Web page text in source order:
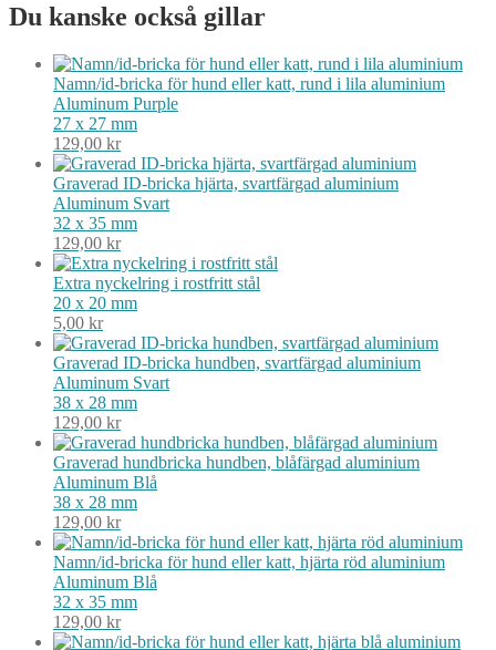
Du kanske också gillar
Namn/id-bricka för hund eller katt, rund i lila aluminium
Aluminum Purple
27 x 27 mm
129,00 kr
Graverad ID-bricka hjärta, svartfärgad aluminium
Aluminum Svart
32 x 35 mm
129,00 kr
Extra nyckelring i rostfritt stål
20 x 20 mm
5,00 kr
Graverad ID-bricka hundben, svartfärgad aluminium
Aluminum Svart
38 x 28 mm
129,00 kr
Graverad hundbricka hundben, blåfärgad aluminium
Aluminum Blå
38 x 28 mm
129,00 kr
Namn/id-bricka för hund eller katt, hjärta röd aluminium
Aluminum Blå
32 x 35 mm
129,00 kr